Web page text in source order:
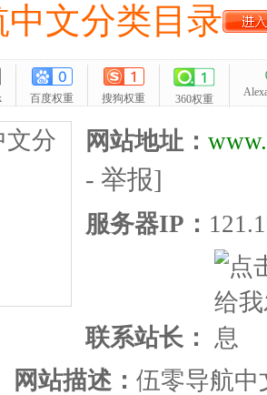
文分类目录
百度权重 搜狗权重 360权重
网站地址：
- 举报]
服务器IP：
联系站长：
网站描述： 伍零导航中